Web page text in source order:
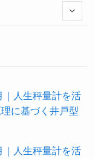
(22)
人生秤量計を活
に基づく井戸型
人生秤量計を活